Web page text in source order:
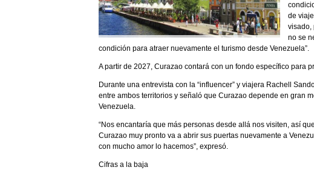
de
visado,
no se
condición para atraer nuevamente el turismo desde Venezuela”.
A partir de 2027, Curazao contará con un fondo específico para
Durante una entrevista con la “influencer” y viajera Rachell
entre ambos territorios y señaló que Curazao depende en gran
Venezuela.
“Nos encantaría que más personas desde allá nos visiten, así
Curazao muy pronto va a abrir sus puertas nuevamente a
con mucho amor lo hacemos”, expresó.
Cifras a la baja